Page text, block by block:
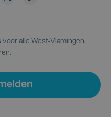
voor alle West-Vlamingen,